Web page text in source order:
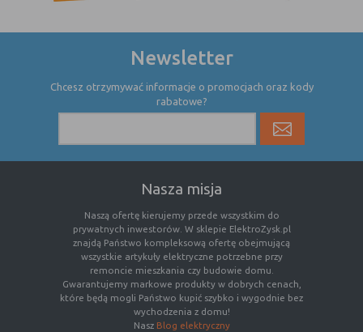
serwisu, ich zablokowanie spowoduje, że
prawidłowo.
Umożliwiają realizację modelu
biznesowego w oparciu o który
niedostępności całości funkcjonalności
świadczenia usługi ze względu na brak
możliwości realizacji przez właściciela
witryny przychodów subsydiujących
działanie serwisu. Do tej kategorii należą
np. cookies reklamowe.
Newsletter
Chcesz otrzymywać informacje o promocjach oraz kody
rabatowe?
Nasza misja
Naszą ofertę kierujemy przede wszystkim do
prywatnych inwestorów. W sklepie ElektroZysk.pl
znajdą Państwo kompleksową ofertę obejmującą
wszystkie artykuły elektryczne potrzebne przy
remoncie mieszkania czy budowie domu.
Gwarantujemy markowe produkty w dobrych cenach,
które będą mogli Państwo kupić szybko i wygodnie bez
wychodzenia z domu!
Nasz Blog elektryczny